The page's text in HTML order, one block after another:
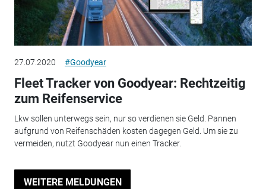
27.07.2020 #Goodyear
Fleet Tracker von Goodyear: Rechtzeitig
zum Reifenservice
Lkw sollen unterwegs sein, nur so verdienen sie Geld. Pannen
aufgrund von Reifenschäden kosten dagegen Geld. Um sie zu
vermeiden, nutzt Goodyear nun einen Tracker.
WEITERE MELDUNGEN